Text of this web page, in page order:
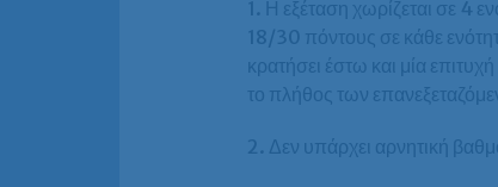
1. Η εξέταση χωρίζεται σε 4
18/30 πόντους σε κάθε
κρατήσει έστω και μία
το πλήθος των
2. Δεν υπάρχει αρνητική